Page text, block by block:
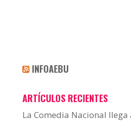
INFOAEBU
ARTÍCULOS RECIENTES
La Comedia Nacional llega